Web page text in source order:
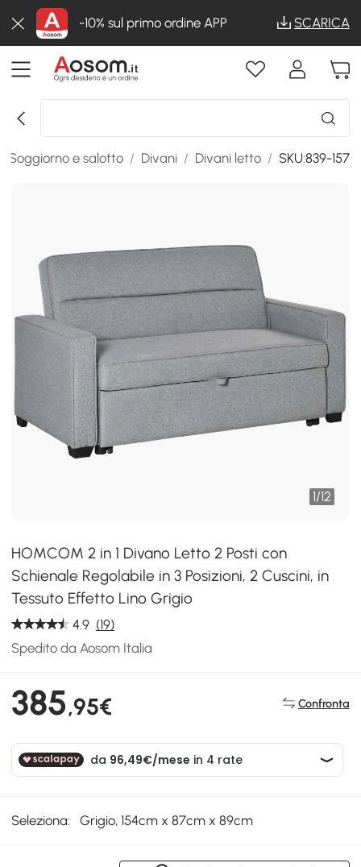
-10% sul primo ordine APP SCARICA
Soggiorno e salotto / Divani / Divani letto / SKU:839-157
1/12
HOMCOM 2 in 1 Divano Letto 2 Posti con
Schienale Regolabile in 3 Posizioni, 2 Cuscini, in
Tessuto Effetto Lino Grigio
4.9 (19)
Spedito da Aosom Italia
385,95€ Confronta
Seleziona: Grigio, 154cm x 87cm x 89cm